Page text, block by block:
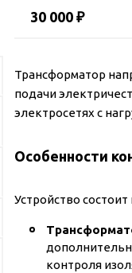
30 000 ₽
Трансформатор
подачи
электросетях с
Особенности
Устройство состоит
контроля